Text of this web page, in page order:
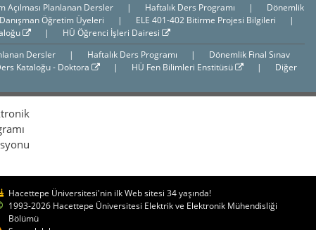
Açılması Planlanan Dersler | Haftalık Ders Programı |
Dönemlik
Öğretim Üyeleri | ELE 401-402 Bitirme Projesi Bilgileri
|
|
HÜ Öğrenci İşleri Dairesi
Dersler | Haftalık Ders Programı |
Dönemlik Final Sınav
Kataloğu - Doktora | HÜ Fen Bilimleri Enstitüsü |
Diğer
Hacettepe Üniversitesi'nin ilk Web sitesi 34 yaşında!
1993-2026 Hacettepe Üniversitesi Elektrik ve Elektronik Mühendisliği
Bölümü